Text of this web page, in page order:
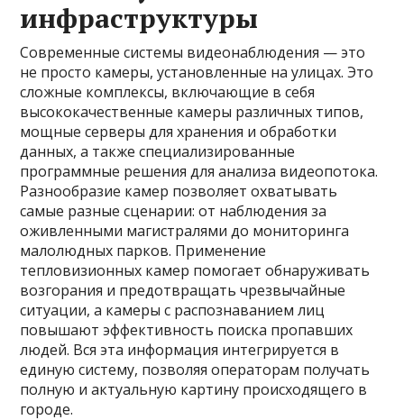
инфраструктуры
Современные системы видеонаблюдения — это
не просто камеры, установленные на улицах. Это
сложные комплексы, включающие в себя
высококачественные камеры различных типов,
мощные серверы для хранения и обработки
данных, а также специализированные
программные решения для анализа видеопотока.
Разнообразие камер позволяет охватывать
самые разные сценарии: от наблюдения за
оживленными магистралями до мониторинга
малолюдных парков. Применение
тепловизионных камер помогает обнаруживать
возгорания и предотвращать чрезвычайные
ситуации, а камеры с распознаванием лиц
повышают эффективность поиска пропавших
людей. Вся эта информация интегрируется в
единую систему, позволяя операторам получать
полную и актуальную картину происходящего в
городе.